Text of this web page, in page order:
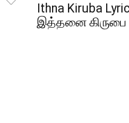
Ithna Kiruba
இத்தனை கிருபை